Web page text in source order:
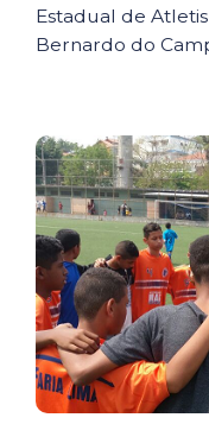
Estadual de
Bernardo do